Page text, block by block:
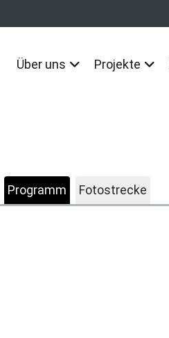
Über uns Projekte
Programm Fotostrecke